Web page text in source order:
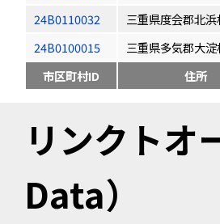
24B0110032
三重県度会郡北浜
24B0100015
三重県多気郡大淀
市区町村ID
住所
リンクト
Data）